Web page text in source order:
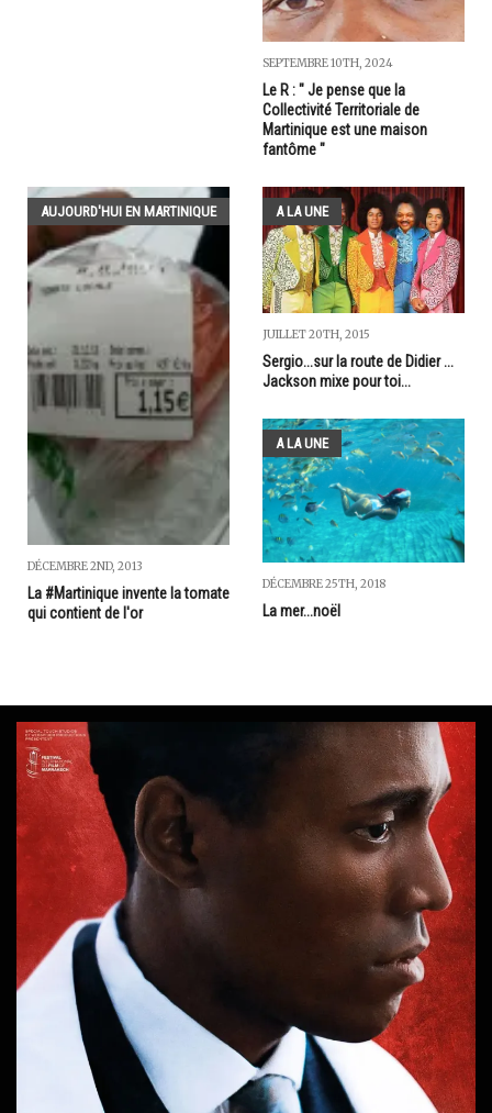
SEPTEMBRE 10TH, 2024
Le R : " Je pense que la
Collectivité Territoriale de
Martinique est une maison
fantôme "
AUJOURD'HUI EN MARTINIQUE
DÉCEMBRE 2ND, 2013
La #Martinique invente la tomate
qui contient de l'or
A LA UNE
JUILLET 20TH, 2015
Sergio...sur la route de Didier ...
Jackson mixe pour toi...
A LA UNE
DÉCEMBRE 25TH, 2018
La mer...noël